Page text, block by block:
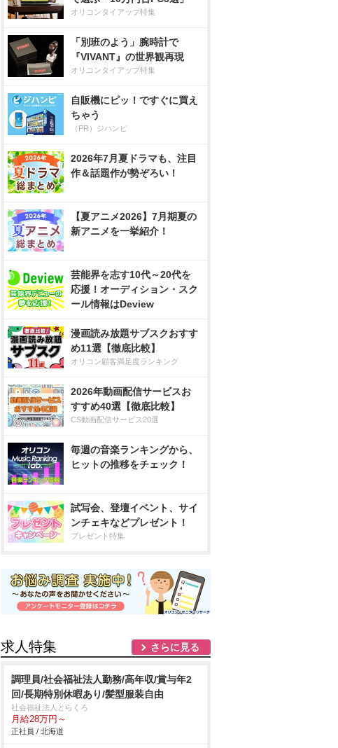
オリコンタイアップ特集
「別班のよう」腕時計で
『VIVANT』の世界観再現
オリコンタイアップ特集
自販機にピッ！ですぐに買え
ちゃう
（PR）ジハンピ
2026年7月夏ドラマも、注目
作＆話題作が勢ぞろい！
【夏アニメ2026】7月期夏の
新アニメを一挙紹介！
芸能界を志す10代～20代を
応援！オーディション・スク
ール情報はDeview
漫画読み放題サブスクおすす
め11選【徹底比較】
オリコン顧客満足度ランキング
2026年動画配信サービスお
すすめ40選【徹底比較】
CS動画配信サービス20選
毎週の音楽ランキングから、
ヒットの推移をチェック！
試写会、登壇イベント、サイ
ンチェキなどプレゼント！
プレゼント特集
求人特集 さらに見る
調理員/社会福祉法人勤務/高年収/賞与年2
回/長期特別休暇あり/髪型服装自由
社会福祉法人とらくろ
月給28万円～
正社員 / 北海道